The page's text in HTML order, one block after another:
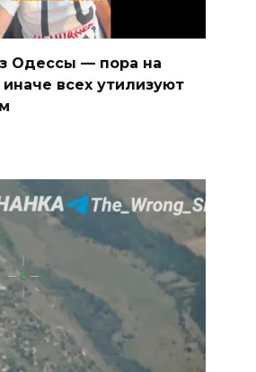
Одессы — пора на
всех утилизуют